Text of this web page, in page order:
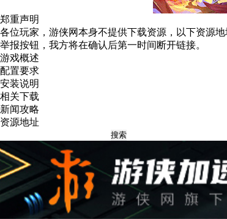
郑重声明
各位玩家，游侠网本身不提供下载资源，以下资源
举报按钮，我方将在确认后第一时间断开链接。
游戏概述
配置要求
安装说明
相关下载
新闻攻略
资源地址